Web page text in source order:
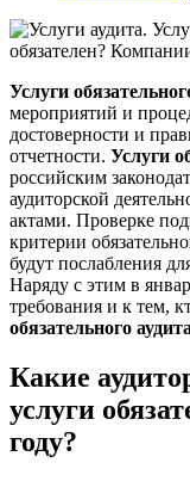
Услуги
мероприятий и
достоверности и
отчетности. Услуги
российским
аудиторской
актами. Проверке
критерии
будут послабления
Наряду с этим в
требования и к тем,
обязательного аудита
Какие
услуги
году?